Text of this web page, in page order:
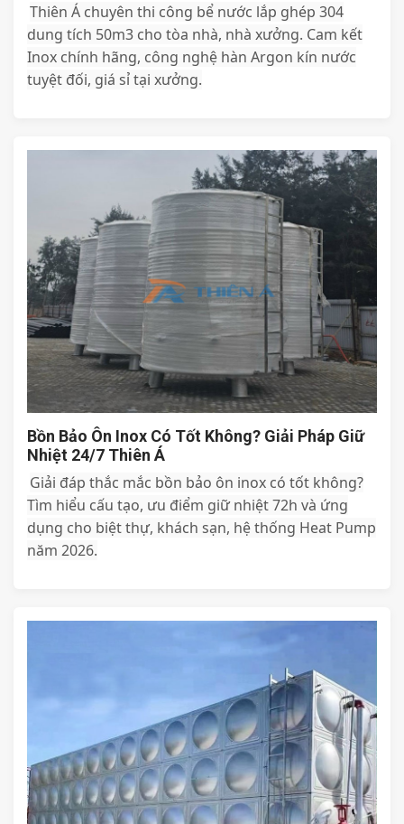
Thiên Á chuyên thi công bể nước lắp ghép 304
dung tích 50m3 cho tòa nhà, nhà xưởng. Cam kết
Inox chính hãng, công nghệ hàn Argon kín nước
tuyệt đối, giá sỉ tại xưởng.
Bồn Bảo Ôn Inox Có Tốt Không? Giải Pháp Giữ
Nhiệt 24/7 Thiên Á
Giải đáp thắc mắc bồn bảo ôn inox có tốt không?
Tìm hiểu cấu tạo, ưu điểm giữ nhiệt 72h và ứng
dụng cho biệt thự, khách sạn, hệ thống Heat Pump
năm 2026.